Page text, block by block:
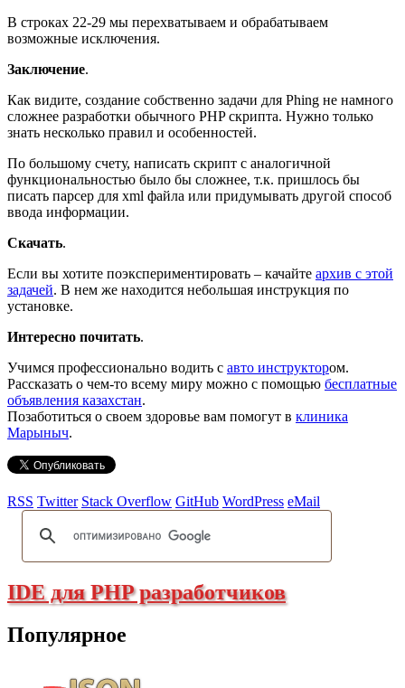
В строках 22-29 мы перехватываем и обрабатываем
возможные исключения.
Заключение.
Как видите, создание собственно задачи для Phing не намного
сложнее разработки обычного PHP скрипта. Нужно только
знать несколько правил и особенностей.
По большому счету, написать скрипт с аналогичной
функциональностью было бы сложнее, т.к. пришлось бы
писать парсер для xml файла или придумывать другой способ
ввода информации.
Скачать.
Если вы хотите поэкспериментировать – качайте архив с этой
задачей. В нем же находится небольшая инструкция по
установке.
Интересно почитать.
Учимся профессионально водить с авто инструктором.
Рассказать о чем-то всему миру можно с помощью бесплатные
объявления казахстан.
Позаботиться о своем здоровье вам помогут в клиника
Марыныч.
RSS Twitter Stack Overflow GitHub WordPress eMail
IDE для PHP разработчиков
Популярное